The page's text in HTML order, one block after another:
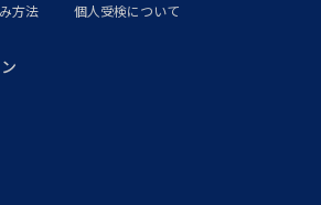
方法 個人受検について